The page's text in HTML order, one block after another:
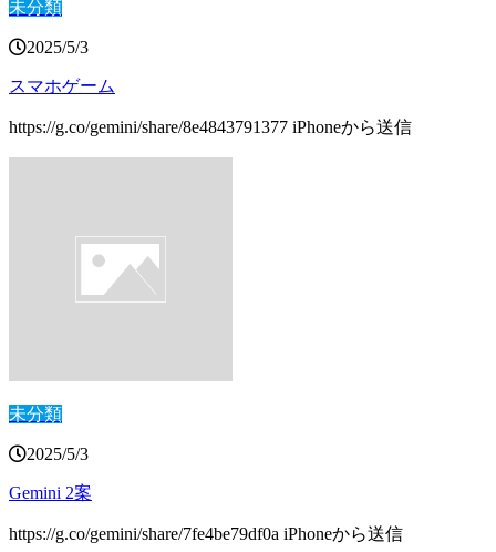
未分類
2025/5/3
スマホゲーム
https://g.co/gemini/share/8e4843791377 iPhoneから送信
未分類
2025/5/3
Gemini 2案
https://g.co/gemini/share/7fe4be79df0a iPhoneから送信